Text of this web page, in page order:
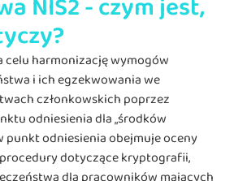
NIS2 - czym jest,
celu harmonizację wymogów
i ich egzekwowania we
członkowskich poprzez
odniesienia dla „środków
punkt odniesienia obejmuje oceny
dotyczące kryptografii,